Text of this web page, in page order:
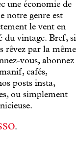
une économie de
notre genre est
le vent en
du vintage. Bref, si
rêvez par la même
vous, abonnez
cafés,
posts insta,
ou simplement
.